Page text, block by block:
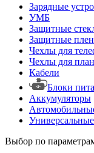
Зарядные
УМБ
Защитные
Защитные
Чехлы для
Чехлы для
Кабели
Блоки
Аккумуляторы
Выбор по